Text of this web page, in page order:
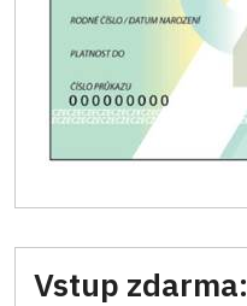
Vstup zdarma: